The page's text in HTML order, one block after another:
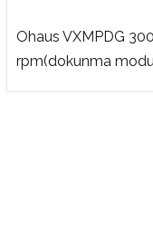
Ohaus VXMPDG
rpm(dokunma